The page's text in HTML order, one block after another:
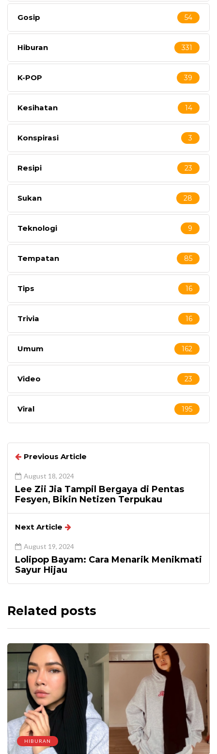
Gosip 54
Hiburan 331
K-POP 39
Kesihatan 14
Konspirasi 3
Resipi 23
Sukan 28
Teknologi 9
Tempatan 85
Tips 16
Trivia 16
Umum 162
Video 23
Viral 195
Previous Article
August 18, 2024
Lee Zii Jia Tampil Bergaya di Pentas
Fesyen, Bikin Netizen Terpukau
Next Article
August 19, 2024
Lolipop Bayam: Cara Menarik Menikmati
Sayur Hijau
Related posts
HIBURAN